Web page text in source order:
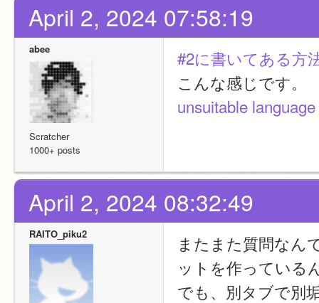
April 2, 2024 07:58:19
abee
Scratcher
1000+ posts
#2に書いてある方
こんな感じです。
unsuitable
April 2, 2024 08:32:49
RAITO_piku2
またまた質問なん
ットを作っている
でも、別タブで別